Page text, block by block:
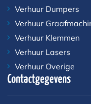
Verhuur Dumpers
Verhuur
Verhuur Klemmen
Verhuur Lasers
Verhuur Overige
Contactgegevens